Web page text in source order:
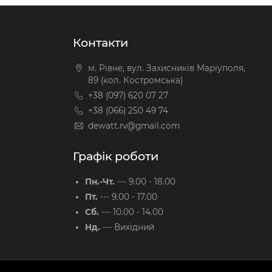
Контакти
м. Рівне, вул. Захисників Маріуполя,
89 (кол. Костромська)
+38 (097) 620 07 27
+38 (066) 250 49 74
dewatt.rv@gmail.com
Графік роботи
Пн.-Чт. --- 9.00 - 18.00
Пт. --- 9.00 - 17.00
Сб. --- 10.00 - 14.00
Нд. --- Вихідний